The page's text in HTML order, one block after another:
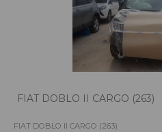
FIAT DOBLO II CARGO (263)
FIAT DOBLO II CARGO (263)